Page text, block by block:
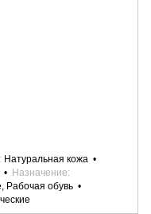
Натуральная кожа
Назначение
Рабочая обувь